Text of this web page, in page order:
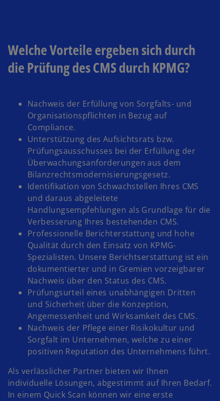
Welche Vorteile ergeben sich durch
die Prüfung des CMS durch KPMG?
Nachweis der Erfüllung von Sorgfalts- und
Organisationspflichten in Bezug auf
Compliance.
Unterstützung des Aufsichtsrats bzw.
Prüfungsausschusses bei der Erfüllung der
Überwachungsanforderungen aus dem
Bilanzrechtsmodernisierungsgesetz.
Identifikation von Schwachstellen Ihres CMS
und daraus abgeleitete
Handlungsempfehlungen als Grundlage für die
Verbesserung Ihres bestehenden CMS.
Professionelle Berichterstattung und hohe
Qualität durch den Einsatz von KPMG-
Spezialisten. Unsere Berichtserstattung ist ein
dokumentierter und in Gremien vorzeigbarer
Nachweis über den Status des CMS.
Prüfungsurteil eines unabhängigen Dritten
und Sicherheit über die Konzeption,
Angemessenheit und Wirksamkeit des CMS.
Nachweis der Pflege einer Risikokultur und
Sorgfalt im Unternehmen, welche zu einer
positiven Reputation des Unternehmens führt.
Als verlässlicher Partner bieten wir Ihnen
individuelle Lösungen, abgestimmt auf Ihren Bedarf.
In einem Quick Scan können wir eine erste